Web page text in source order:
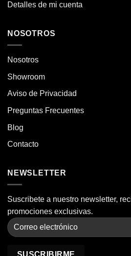
Detalles de mi cuenta
NOSOTROS
Nosotros
Showroom
Aviso de Privacidad
Preguntas Frecuentes
Blog
Contacto
NEWSLETTER
Suscribete a nuestro newsletter,
promociones exclusivas.